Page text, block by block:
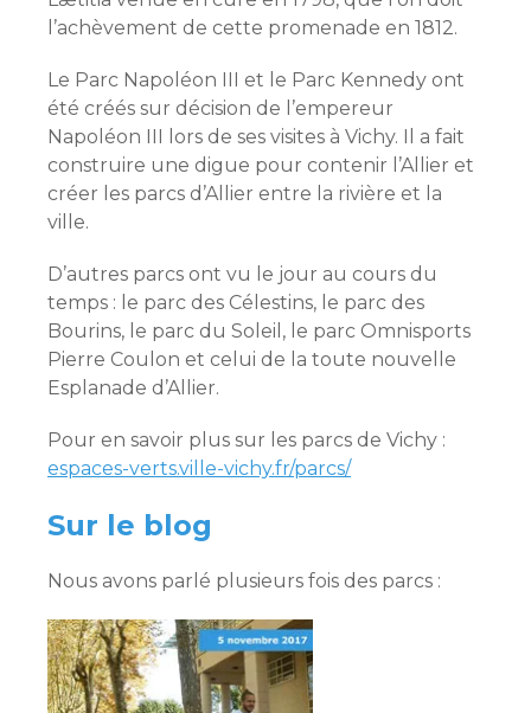
l’achèvement de cette promenade en 1812.
Le Parc Napoléon III et le Parc Kennedy ont
été créés sur décision de l’empereur
Napoléon III lors de ses visites à Vichy. Il a fait
construire une digue pour contenir l’Allier et
créer les parcs d’Allier entre la rivière et la
ville.
D’autres parcs ont vu le jour au cours du
temps : le parc des Célestins, le parc des
Bourins, le parc du Soleil, le parc Omnisports
Pierre Coulon et celui de la toute nouvelle
Esplanade d’Allier.
Pour en savoir plus sur les parcs de Vichy :
espaces-verts.ville-vichy.fr/parcs/
Sur le blog
Nous avons parlé plusieurs fois des parcs :